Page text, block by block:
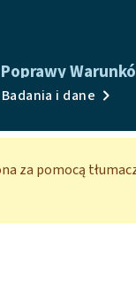
Badania i dane
za pomocą